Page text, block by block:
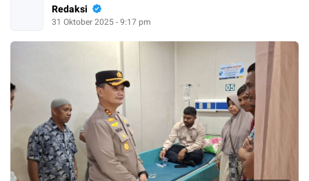
Redaksi
31 Oktober 2025 - 9:17 pm